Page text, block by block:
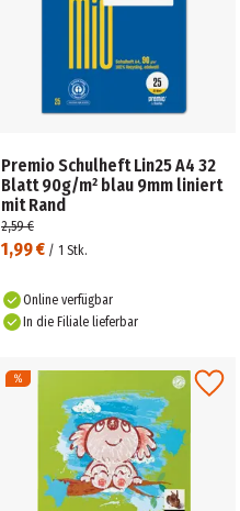
Premio Schulheft Lin25 A4 32
Blatt 90g/m² blau 9mm liniert
mit Rand
1,99 € / 1 Stk.
2,59 €
Online verfügbar
In die Filiale lieferbar